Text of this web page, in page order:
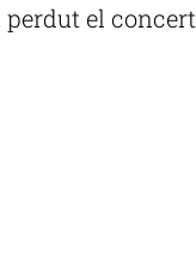
perdut el concert